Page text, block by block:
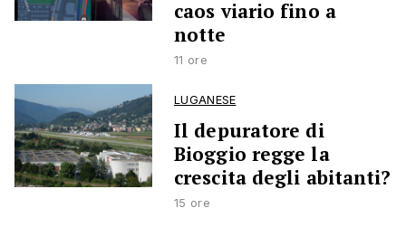
caos viario fino a
notte
11 ore
LUGANESE
Il depuratore di
Bioggio regge la
crescita degli abitanti?
15 ore